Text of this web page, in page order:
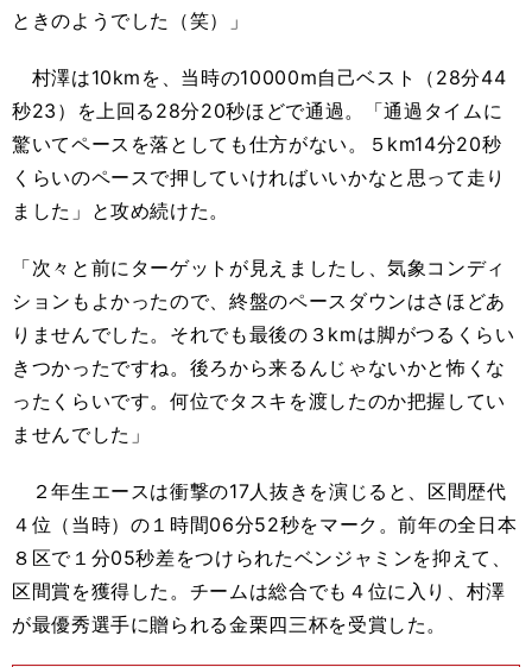
ときのようでした（笑）」
村澤は10kmを、当時の10000m自己ベスト（28分44
秒23）を上回る28分20秒ほどで通過。「通過タイムに
驚いてペースを落としても仕方がない。５km14分20秒
くらいのペースで押していければいいかなと思って走り
ました」と攻め続けた。
「次々と前にターゲットが見えましたし、気象コンディ
ションもよかったので、終盤のペースダウンはさほどあ
りませんでした。それでも最後の３kmは脚がつるくらい
きつかったですね。後ろから来るんじゃないかと怖くな
ったくらいです。何位でタスキを渡したのか把握してい
ませんでした」
２年生エースは衝撃の17人抜きを演じると、区間歴代
４位（当時）の１時間06分52秒をマーク。前年の全日本
８区で１分05秒差をつけられたベンジャミンを抑えて、
区間賞を獲得した。チームは総合でも４位に入り、村澤
が最優秀選手に贈られる金栗四三杯を受賞した。